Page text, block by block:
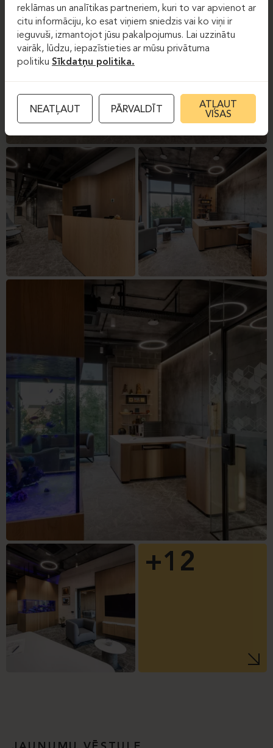
+12
reklāmas un analītikas partneriem, kuri to var apvienot ar
citu informāciju, ko esat viņiem sniedzis vai ko viņi ir
ieguvuši, izmantojot jūsu pakalpojumus. Lai uzzinātu
vairāk, lūdzu, iepazīstieties ar mūsu privātuma
politiku Sīkdatņu politika.
NEATĻAUT PĀRVALDĪT
ATĻAUT
VISAS